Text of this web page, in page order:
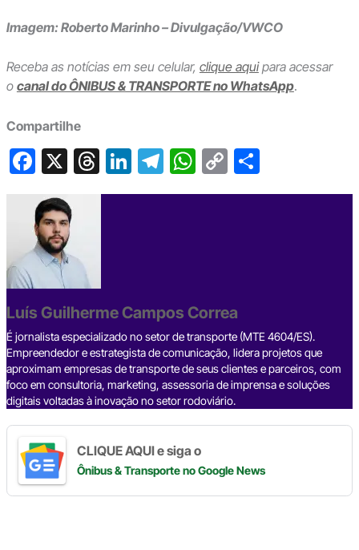
Imagem: Roberto Marinho – Divulgação/VWCO
Receba as notícias em seu celular, clique aquipara acessar
o canal do ÔNIBUS & TRANSPORTE no WhatsApp.
Compartilhe
F
c
e
b
o
o
k
X T
hr
s
Li
n
T
el
W
h
p
C
o
k
S
h
Luís Guilherme Campos Correa
É jornalista especializado no setor de transporte (MTE 4604/ES).
Empreendedor e estrategista de comunicação, lidera projetos que
aproximam empresas de transporte de seus clientes e parceiros, com
foco em consultoria, marketing, assessoria de imprensa e soluções
digitais voltadas à inovação no setor rodoviário.
CLIQUE AQUI e siga o
Ônibus & Transporteno Google News